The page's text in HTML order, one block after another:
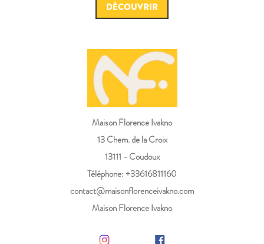
DÉCOUVRIR
Maison Florence Ivakno
13 Chem. de la Croix
13111 - Coudoux
Téléphone: +33616811160
contact@maisonflorenceivakno.com
Maison Florence Ivakno